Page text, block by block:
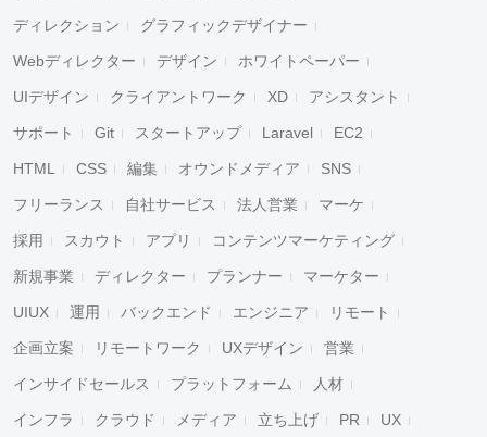
ディレクション グラフィックデザイナー
Webディレクター デザイン ホワイトペーパー
UIデザイン クライアントワーク XD アシスタント
サポート Git スタートアップ Laravel EC2
HTML CSS 編集 オウンドメディア SNS
フリーランス 自社サービス 法人営業 マーケ
採用 スカウト アプリ コンテンツマーケティング
新規事業 ディレクター プランナー マーケター
UIUX 運用 バックエンド エンジニア リモート
企画立案 リモートワーク UXデザイン 営業
インサイドセールス プラットフォーム 人材
インフラ クラウド メディア 立ち上げ PR UX